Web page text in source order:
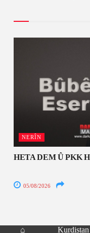
NERÎN
HETA DEM Û PKK
05/08/2026
⌂ Kurdistan